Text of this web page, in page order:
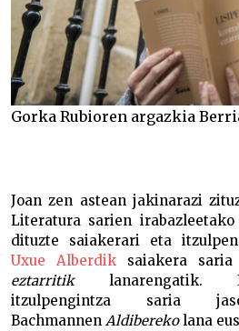
Gorka Rubioren argazkia
Joan zen astean jakinarazi
Literatura sarien
dituzte saiakerari eta
Uxue Alberdiksaiakera
eztarritiklanarengatik.
itzulpengintza saria
Bachmannen Aldiberekolana